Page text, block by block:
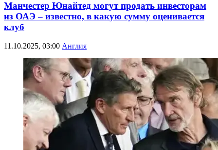
Манчестер Юнайтед могут продать инвесторам
из ОАЭ – известно, в какую сумму оценивается
клуб
11.10.2025, 03:00 Англия